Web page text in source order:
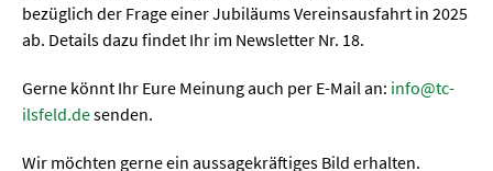
bezüglich der Frage einer Jubiläums Vereinsausfahrt in 2025
ab. Details dazu findet Ihr im Newsletter Nr. 18.
Gerne könnt Ihr Eure Meinung auch per E-Mail an: info@tc-
ilsfeld.desenden.
Wir möchten gerne ein aussagekräftiges Bild erhalten.